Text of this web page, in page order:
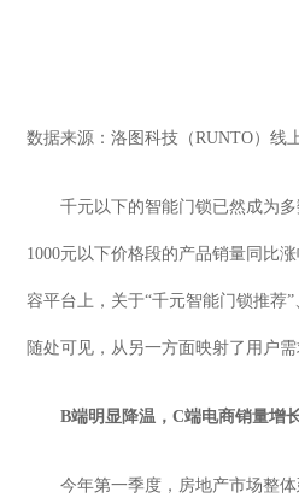
数据来源：洛图科技（RUNTO）线
千元以下的智能门锁已然成为多
1000元以下价格段的产品销量同比
容平台上，关于“千元智能门锁推荐”
随处可见，从另一方面映射了用户需
B端明显降温， C端电商销量增
今年第一季度，房地产市场整